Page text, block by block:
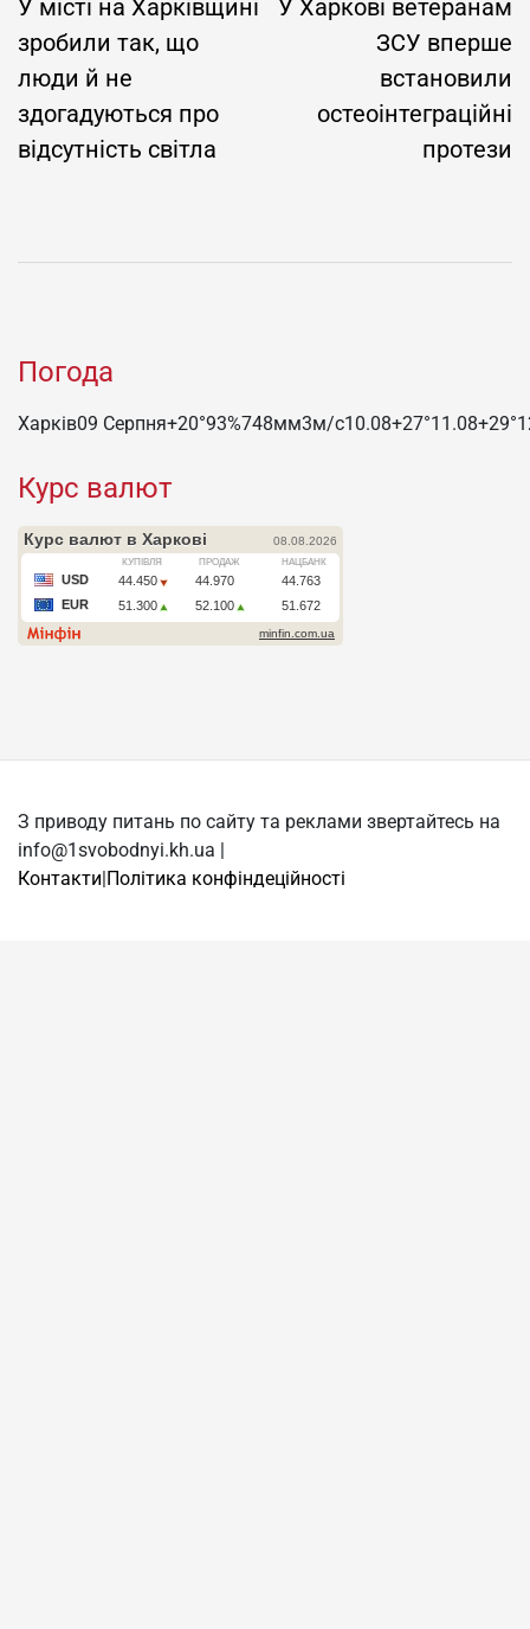
записів
У місті на Харківщині
зробили так, що
люди й не
здогадуються про
відсутність світла
У Харкові ветеранам
ЗСУ вперше
встановили
остеоінтеграційні
протези
Погода
Харків09 Серпня+20°93%748мм3м/c10.08+27°11.08+29°
Курс валют
З приводу питань по сайту та реклами звертайтесь на
info@1svobodnyi.kh.ua |
Контакти Політика конфіндеційності